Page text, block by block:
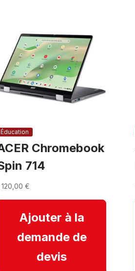
Éducation
Chromebook
714
120,00 €
Ajouter à la
demande de
devis